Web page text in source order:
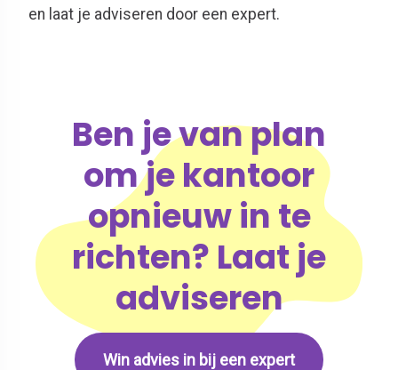
en laat je adviseren door een expert.
Ben je van plan
om je kantoor
opnieuw in te
richten? Laat je
adviseren
Win advies in bij een expert